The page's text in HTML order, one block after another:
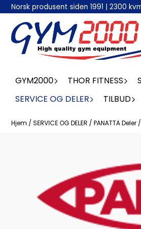
Hopp til innhold
Norsk produsent siden 1991 | 2300
GYM2000 THOR FITNESS
SERVICE OG DELER
TILBUD
Hjem / SERVICE OG DELER / PANATTA Deler /